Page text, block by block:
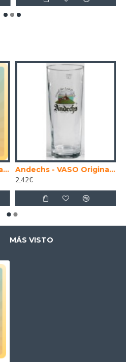
Abbaye des Rocs - Copa original cerveza Abbaye des Rocs
Andechs - VASO Original cerveza Andechs 50 cl.
2,42€
MÁS VISTO